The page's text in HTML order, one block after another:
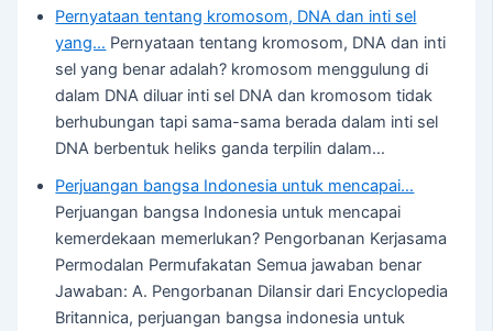
Pernyataan tentang kromosom, DNA dan inti sel
yang… Pernyataan tentang kromosom, DNA dan inti
sel yang benar adalah? kromosom menggulung di
dalam DNA diluar inti sel DNA dan kromosom tidak
berhubungan tapi sama-sama berada dalam inti sel
DNA berbentuk heliks ganda terpilin dalam…
Perjuangan bangsa Indonesia untuk mencapai…
Perjuangan bangsa Indonesia untuk mencapai
kemerdekaan memerlukan? Pengorbanan Kerjasama
Permodalan Permufakatan Semua jawaban benar
Jawaban: A. Pengorbanan Dilansir dari Encyclopedia
Britannica, perjuangan bangsa indonesia untuk